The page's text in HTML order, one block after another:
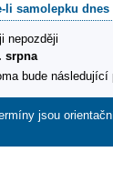
li samolepku dnes
nepozději
srpna
bude následující
jsou